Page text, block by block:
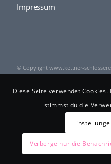
Impressum
© Copyright www.kettner-
Diese Seite verwendet
stimmst du die
Verberge nur die